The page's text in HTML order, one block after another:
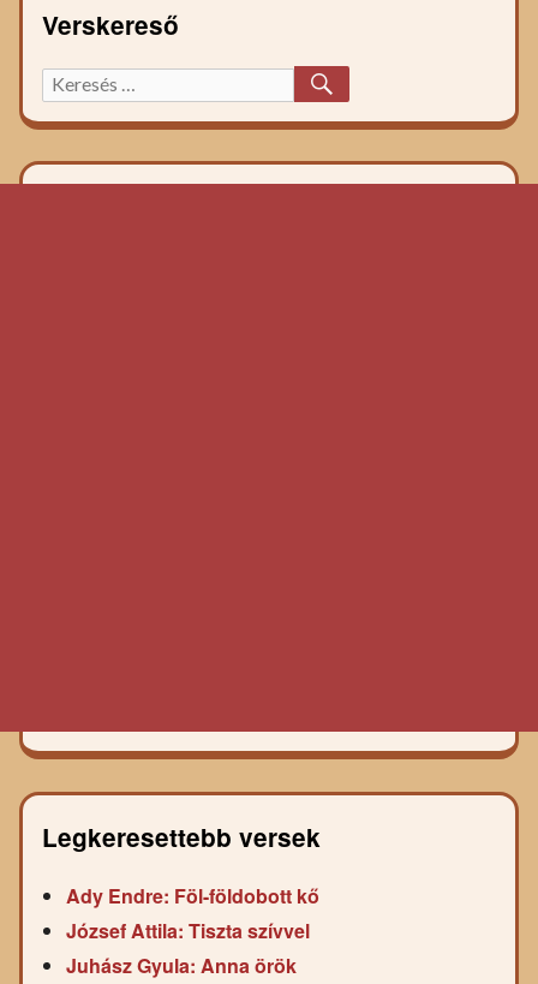
Verskereső
Keresett
főzelék
Legkeresettebb versek
Ady Endre: Föl-földobott kő
József Attila: Tiszta szívvel
Juhász Gyula: Anna örök